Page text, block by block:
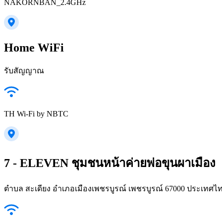
NAKORNBAN_2.4GHz
Home WiFi
รับสัญญาณ
TH Wi-Fi by NBTC
7 - ELEVEN ชุมชนหน้าค่ายพ่อขุนผาเมือง
ตำบล สะเดียง อำเภอเมืองเพชรบูรณ์ เพชรบูรณ์ 67000 ประเทศไ